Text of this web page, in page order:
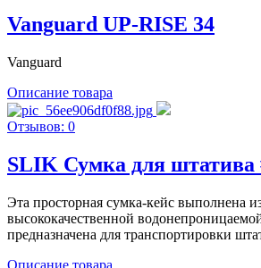
Vanguard UP-RISE 34
Vanguard
Описание товара
Отзывов: 0
SLIK Сумка для штатива
Эта просторная сумка-кейс выполнена
высококачественной
предназначена для транспортировки
Описание товара